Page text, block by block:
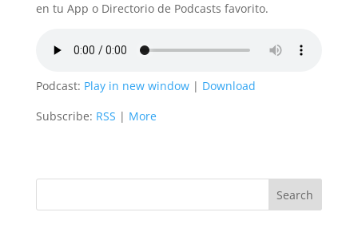
en tu App o Directorio de Podcasts favorito.
Podcast: Play in new window| Download
Subscribe: RSS | More